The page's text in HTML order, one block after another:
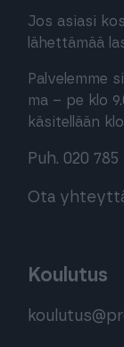
Jos asiasi
lähettämää
Palvelemme
ma – pe klo
käsitellään
Puh. 020 785
Ota
Koulutus